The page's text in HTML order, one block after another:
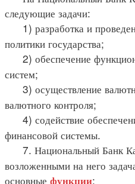
следующие задачи:
1) разработка и
политики государства;
2) обеспечение
систем;
3) осуществление
валютного контроля;
4) содействие
финансовой системы.
7. Национальный Банк
возложенными на него
основные функции: